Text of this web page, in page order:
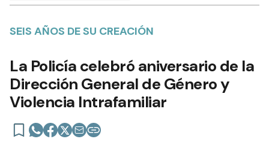
SEIS AÑOS DE SU CREACIÓN
La Policía celebró aniversario de la
Dirección General de Género y
Violencia Intrafamiliar